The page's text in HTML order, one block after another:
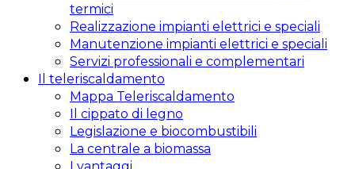
termici
Realizzazione impianti elettrici e speciali
Manutenzione impianti elettrici e speciali
Servizi professionali e complementari
Il teleriscaldamento
Mappa Teleriscaldamento
Il cippato di legno
Legislazione e biocombustibili
La centrale a biomassa